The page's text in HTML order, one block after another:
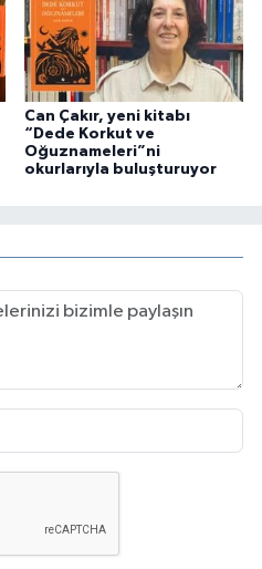
Can Çakır, yeni kitabı
“Dede Korkut ve
Oğuznameleri”ni
okurlarıyla buluşturuyor